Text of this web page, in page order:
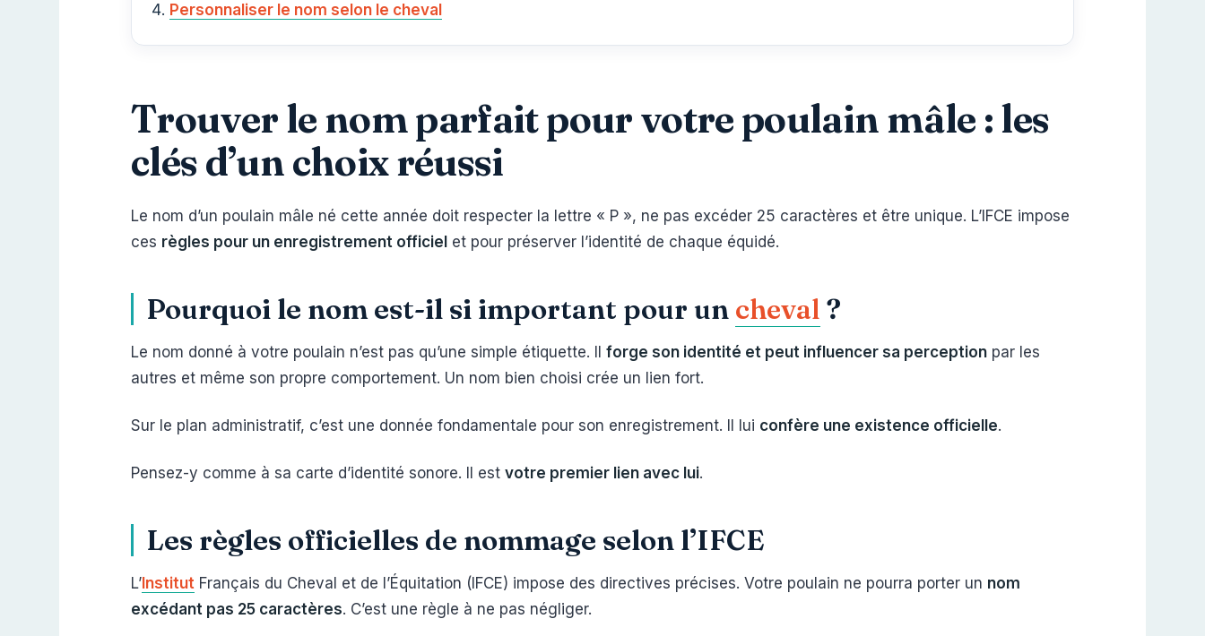
Personnaliser le nom selon le cheval
Trouver le nom parfait pour votre poulain mâle : les
clés d’un choix réussi
Le nom d’un poulain mâle né cette année doit respecter la lettre « P », ne pas excéder 25 caractères et être unique. L’IFCE impose
ces règles pour un enregistrement officiel et pour préserver l’identité de chaque équidé.
Pourquoi le nom est-il si important pour un cheval ?
Le nom donné à votre poulain n’est pas qu’une simple étiquette. Il forge son identité et peut influencer sa perception par les
autres et même son propre comportement. Un nom bien choisi crée un lien fort.
Sur le plan administratif, c’est une donnée fondamentale pour son enregistrement. Il lui confère une existence officielle.
Pensez-y comme à sa carte d’identité sonore. Il est votre premier lien avec lui.
Les règles officielles de nommage selon l’IFCE
L’ Institut Français du Cheval et de l’Équitation (IFCE) impose des directives précises. Votre poulain ne pourra porter un nom
excédant pas 25 caractères. C’est une règle à ne pas négliger.